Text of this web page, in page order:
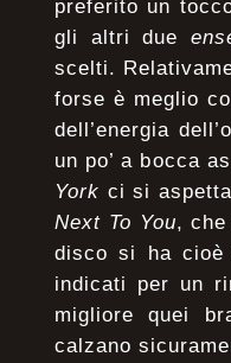
preferito un
gli altri due
scelti.
forse è meglio
dell’energia
un po’ a bocca
York ci si
Next To You,
disco si ha cioè
indicati per un
migliore quei
calzano